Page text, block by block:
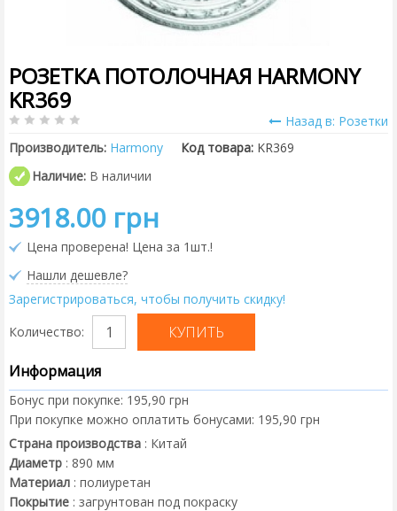
РОЗЕТКА ПОТОЛОЧНАЯ HARMONY
KR369
Назад в: Розетки
Производитель: Harmony Код товара: KR369
Наличие: В наличии
3918.00 грн
Цена проверена! Цена за 1шт.!
Нашли дешевле?
Зарегистрироваться, чтобы получить скидку!
Количество:
Информация
Бонус при покупке: 195,90 грн
При покупке можно оплатить бонусами: 195,90 грн
Страна производства : Китай
Диаметр : 890 мм
Материал : полиуретан
Покрытие : загрунтован под покраску